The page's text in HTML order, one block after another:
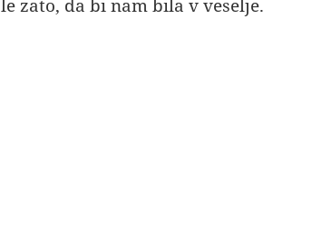
le zato, da bi nam bila v veselje.